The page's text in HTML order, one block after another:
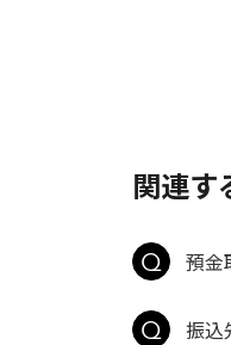
関連す
預金
振込